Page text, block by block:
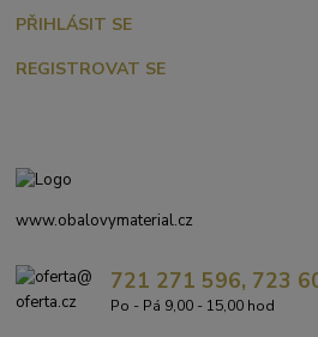
PŘIHLÁSIT SE
REGISTROVAT SE
www.obalovymaterial.cz
721 271 596, 723
Po - Pá 9,00 - 15,00 hod